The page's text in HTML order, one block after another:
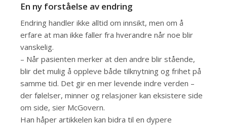
En ny forståelse av endring
Endring handler ikke alltid om innsikt, men om å
erfare at man ikke faller fra hverandre når noe blir
vanskelig.
– Når pasienten merker at den andre blir stående,
blir det mulig å oppleve både tilknytning og frihet på
samme tid. Det gir en mer levende indre verden –
der følelser, minner og relasjoner kan eksistere side
om side, sier McGovern.
Han håper artikkelen kan bidra til en dypere